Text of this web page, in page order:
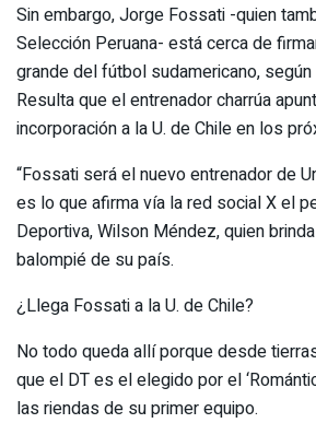
Sin embargo, Jorge Fossati -quien
Selección Peruana- está cerca de
grande del fútbol sudamericano, según
Resulta que el entrenador charrúa
incorporación a la U. de Chile en los
“Fossati será el nuevo entrenador de
es lo que afirma vía la red social X el
Deportiva, Wilson Méndez, quien
balompié de su país.
¿Llega Fossati a la U. de Chile?
No todo queda allí porque desde
que el DT es el elegido por el
las riendas de su primer equipo.